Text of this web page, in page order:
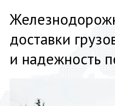
доставки
и надежность